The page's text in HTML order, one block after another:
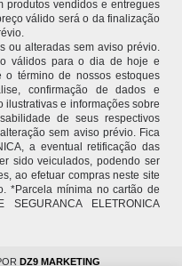
produtos vendidos e entregues
válido será o da finalização
ou alteradas sem aviso prévio.
válidos para o dia de hoje e
o término de nossos estoques
confirmação de dados e
e informações sobre
de seus respectivos
sem aviso prévio. Fica
a eventual retificação das
sido veiculados, podendo ser
ao efetuar compras neste site
*Parcela mínima no cartão de
ELETRONICA
DZ9 MARKETING